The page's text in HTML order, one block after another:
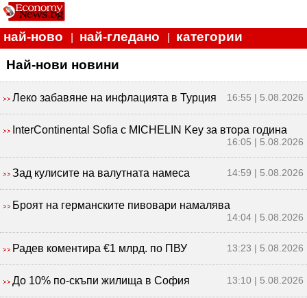
най-ново най-гледано
категории
Най-нови новини
Леко забавяне на инфлацията в Турция 16:55 | 5.08.2026
InterContinental Sofia с MICHELIN Key за втора година
16:05 | 5.08.2026
Зад кулисите на валутната намеса 14:59 | 5.08.2026
Броят на германските пивовари намалява
14:04 | 5.08.2026
Радев коментира €1 млрд. по ПВУ 13:23 | 5.08.2026
До 10% по-скъпи жилища в София 13:10 | 5.08.2026